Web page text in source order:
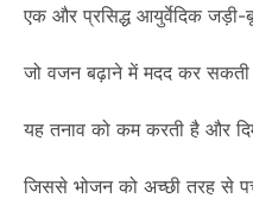
एक और प्रसिद्ध आयुर्वेदिक जड़ी-
जो वजन बढ़ाने में मदद कर सकती
यह तनाव को कम करती है और
जिससे भोजन को अच्छी तरह से